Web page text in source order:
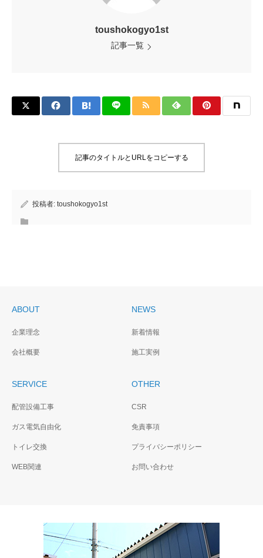
toushokogyo1st
記事一覧
記事のタイトルとURLをコピーする
投稿者: toushokogyo1st
ABOUT
企業理念
会社概要
NEWS
新着情報
施工実例
SERVICE
配管設備工事
ガス電気自由化
トイレ交換
WEB関連
OTHER
CSR
免責事項
プライバシーポリシー
お問い合わせ